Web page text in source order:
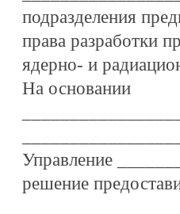
подразделения
права разработки
ядерно- и
На основании
Управление
решение